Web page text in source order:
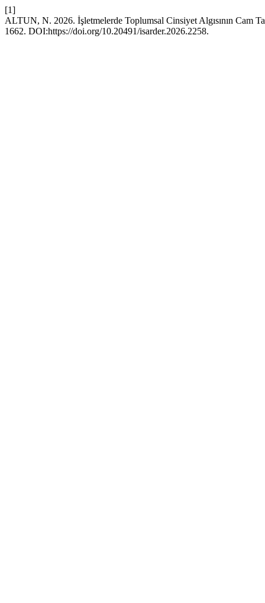
[1]
ALTUN, N. 2026. İşletmelerde Toplumsal Cinsiyet Algısının Cam
1662. DOI:https://doi.org/10.20491/isarder.2026.2258.